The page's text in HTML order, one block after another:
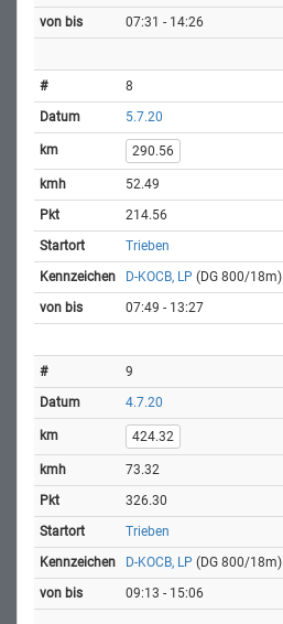
07:31 - 14:26
8
5.7.20
290.56
52.49
214.56
Trieben
D-KOCB, LP (DG 800/18m)
07:49 - 13:27
9
4.7.20
424.32
73.32
326.30
Trieben
D-KOCB, LP (DG 800/18m)
09:13 - 15:06